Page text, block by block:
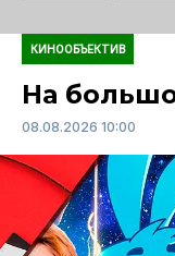
КИНООБЪЕКТИВ
На
08.08.2026 10:00